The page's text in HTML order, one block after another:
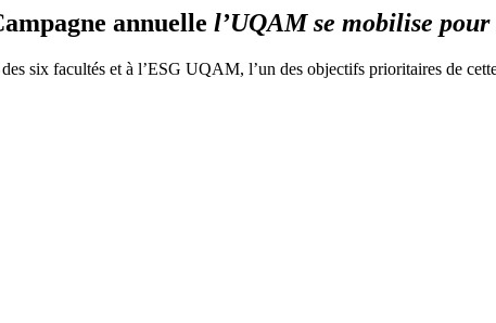
annuelle l’UQAM se mobilise
six facultés et à l’ESG UQAM, l’un des objectifs prioritaires de